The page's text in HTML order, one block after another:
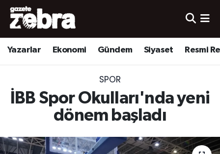
Yazarlar Ekonomi Gündem Siyaset Resmi
SPOR
İBB Spor Okulları'nda yeni
dönem başladı
Yazarlar
Ekonomi
Spor
Nöbetçi Eczaneler
Hava Durumu
Süper Lig Puan Durumu ve Fikstür
Tüm Manşetler